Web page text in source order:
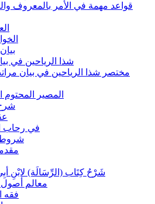
قواعد مهمة في الأمر بالمعروف
شذا الرياحين في
مختصر شذا الرياحين في بيان
المصير المحتوم
شرح
في رحاب
شروط
شَرْحُ كِتَاب (الرِّسَالَة) لابْنِ
معالم أصول
فقه